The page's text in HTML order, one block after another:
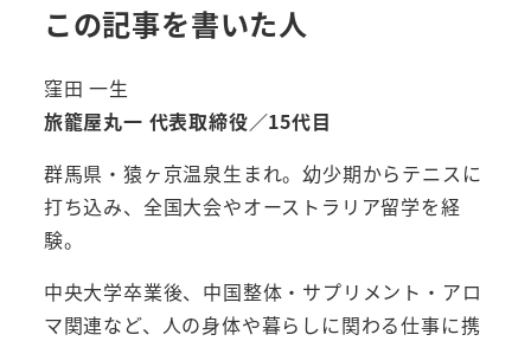
この記事を書いた人
窪田 一生
旅籠屋丸一 代表取締役／15代目
群馬県・猿ヶ京温泉生まれ。幼少期からテニスに
打ち込み、全国大会やオーストラリア留学を経
験。
中央大学卒業後、中国整体・サプリメント・アロ
マ関連など、人の身体や暮らしに関わる仕事に携